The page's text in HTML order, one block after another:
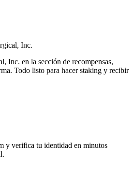
Inc.
Inc. en la sección de recompensas,
Todo listo para hacer staking y recibir
y verifica tu identidad en minutos